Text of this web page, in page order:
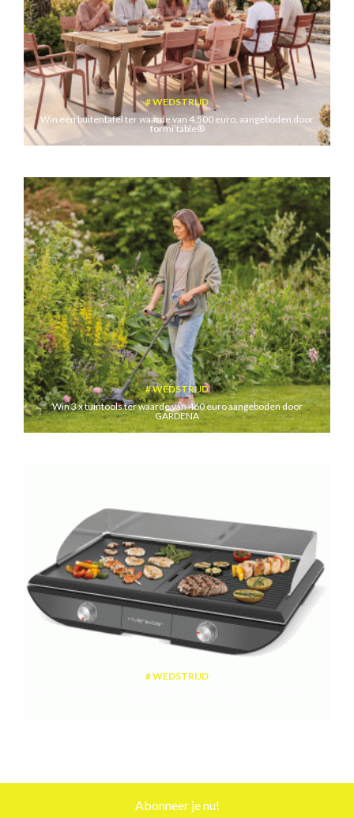
WEDSTRIJD
Win een buitentafel ter waarde van 4.500 euro, aangeboden door
formi’table®
WEDSTRIJD
Win 3 x tuintools ter waarde van 460 euro aangeboden door
GARDENA
WEDSTRIJD
Abonneer je nu!